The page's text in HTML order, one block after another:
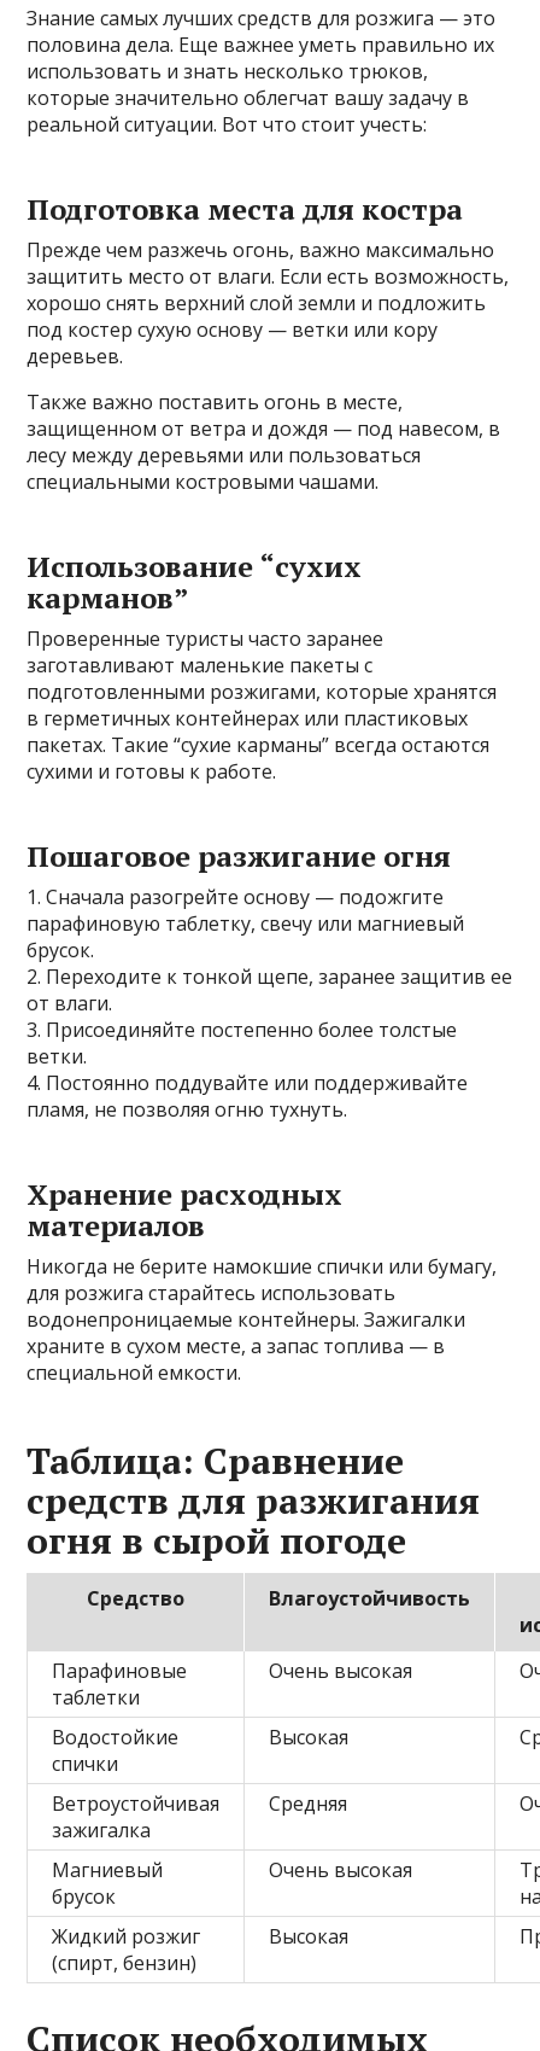
Знание самых лучших средств для розжига — это
половина дела. Еще важнее уметь правильно их
использовать и знать несколько трюков,
которые значительно облегчат вашу задачу в
реальной ситуации. Вот что стоит учесть:
Подготовка места для костра
Прежде чем разжечь огонь, важно максимально
защитить место от влаги. Если есть возможность,
хорошо снять верхний слой земли и подложить
под костер сухую основу — ветки или кору
деревьев.
Также важно поставить огонь в месте,
защищенном от ветра и дождя — под навесом, в
лесу между деревьями или пользоваться
специальными костровыми чашами.
Использование “сухих
карманов”
Проверенные туристы часто заранее
заготавливают маленькие пакеты с
подготовленными розжигами, которые хранятся
в герметичных контейнерах или пластиковых
пакетах. Такие “сухие карманы” всегда остаются
сухими и готовы к работе.
Пошаговое разжигание огня
1. Сначала разогрейте основу — подожгите
парафиновую таблетку, свечу или магниевый
брусок.
2. Переходите к тонкой щепе, заранее защитив ее
от влаги.
3. Присоединяйте постепенно более толстые
ветки.
4. Постоянно поддувайте или поддерживайте
пламя, не позволяя огню тухнуть.
Хранение расходных
материалов
Никогда не берите намокшие спички или бумагу,
для розжига старайтесь использовать
водонепроницаемые контейнеры. Зажигалки
храните в сухом месте, а запас топлива — в
специальной емкости.
Таблица: Сравнение
средств для разжигания
огня в сырой погоде
Средство
Влагоустойчивость
Парафиновые
таблетки
Очень высокая
Водостойкие
спички
Высокая
Ветроустойчивая
зажигалка
Средняя
Магниевый
брусок
Очень высокая
Жидкий розжиг
(спирт, бензин)
Высокая
Список необходимых